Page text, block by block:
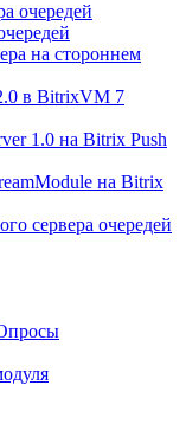
очередей
на стороннем
в BitrixVM 7
1.0 на Bitrix Push
на Bitrix
сервера очередей